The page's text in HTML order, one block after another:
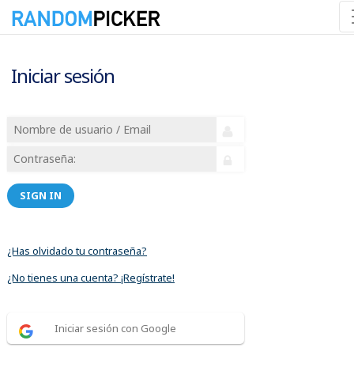
Iniciar sesión
SIGN IN
¿Has olvidado tu contraseña?
¿No tienes una cuenta? ¡Regístrate!
Iniciar sesión con Google